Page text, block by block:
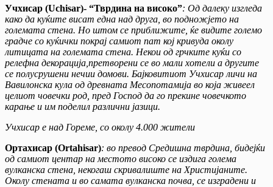
Учхисар (Uchisar)- “Тврдина на високо”: Од далеку изгледа
како да куќите висат една над друга, во подножјето на
големата стена. Но штом се приближите, ќе видите големо
градче со куќички покрај самиот пат кој кривуда околу
литицата на големата стена. Некои од грчките куќи со
релефна декорација,претворени се во мали хотели а другите
се полусрушени нечии домови. Бајковитиот Учхисар личи на
Вавилонска кула од древната Месопотамија во која живеел
целиот човечки род, пред Господ да го прекине човечкото
карање и им поделил различни јазици.
Учхисар е над Гореме, со околу 4.000 жители
Ортахисар (Ortahisar): во превод Средишна тврдина, бидејќи
од самиот центар на местото високо се издига голема
вулканска стена, некогаш скривалиште на Христијаните.
Околу стената и во самата вулканска почва, се изградени и